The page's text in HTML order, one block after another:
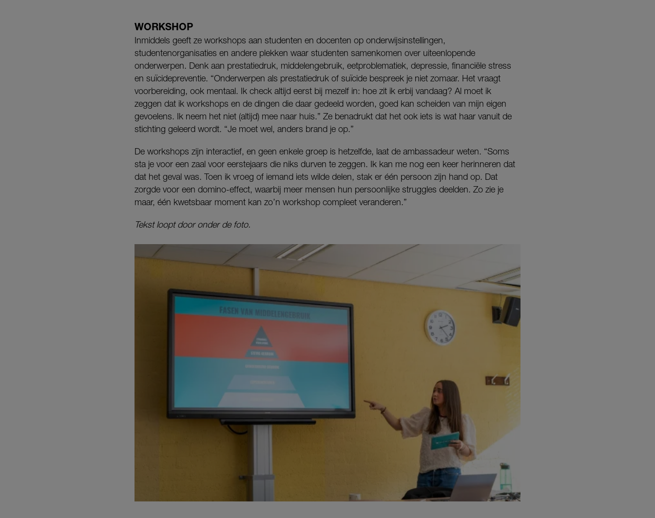
WORKSHOP
Inmiddels geeft ze workshops aan studenten en docenten op onderwijsinstellingen,
studentenorganisaties en andere plekken waar studenten samenkomen over uiteenlopende
onderwerpen. Denk aan prestatiedruk, middelengebruik, eetproblematiek, depressie, financiële stress
en suïcidepreventie. “Onderwerpen als prestatiedruk of suïcide bespreek je niet zomaar. Het vraagt
voorbereiding, ook mentaal. Ik check altijd eerst bij mezelf in: hoe zit ik erbij vandaag? Al moet ik
zeggen dat ik workshops en de dingen die daar gedeeld worden, goed kan scheiden van mijn eigen
gevoelens. Ik neem het niet (altijd) mee naar huis.” Ze benadrukt dat het ook iets is wat haar vanuit de
stichting geleerd wordt. “Je moet wel, anders brand je op.”
De workshops zijn interactief, en geen enkele groep is hetzelfde, laat de ambassadeur weten. “Soms
sta je voor een zaal voor eerstejaars die niks durven te zeggen. Ik kan me nog een keer herinneren dat
dat het geval was. Toen ik vroeg of iemand iets wilde delen, stak er één persoon zijn hand op. Dat
zorgde voor een domino-effect, waarbij meer mensen hun persoonlijke struggles deelden. Zo zie je
maar, één kwetsbaar moment kan zo’n workshop compleet veranderen.”
Tekst loopt door onder de foto.